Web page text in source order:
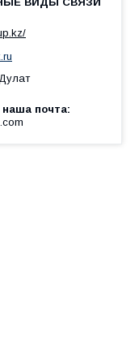
почта